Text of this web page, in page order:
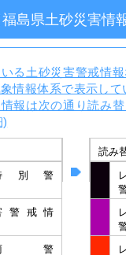
島県土砂災害情
る土砂災害警戒情
象情報体系で表示し
報は次の通り読み
)
別警
警戒情
警
読み